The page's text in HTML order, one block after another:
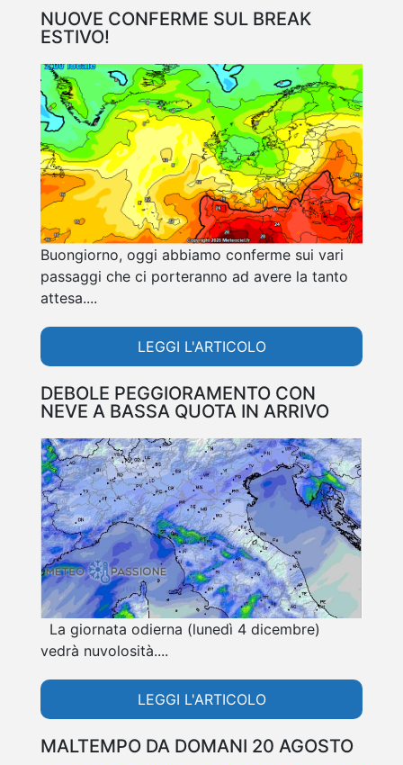
NUOVE CONFERME SUL BREAK
ESTIVO!
Buongiorno, oggi abbiamo conferme sui vari
passaggi che ci porteranno ad avere la tanto
attesa....
LEGGI L'ARTICOLO
DEBOLE PEGGIORAMENTO CON
NEVE A BASSA QUOTA IN ARRIVO
La giornata odierna (lunedì 4 dicembre)
vedrà nuvolosità....
LEGGI L'ARTICOLO
MALTEMPO DA DOMANI 20 AGOSTO